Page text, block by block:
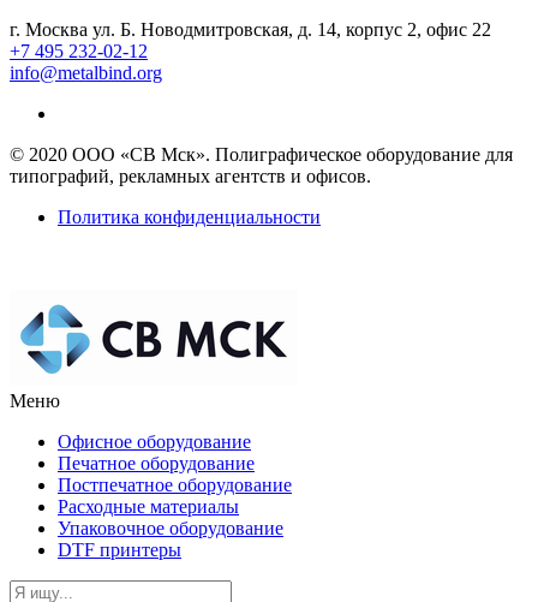
г. Москва ул. Б. Новодмитровская, д. 14, корпус 2, офис 22
+7 495 232-02-12
info@metalbind.org
© 2020 ООО «СВ Мск». Полиграфическое оборудование для
типографий, рекламных агентств и офисов.
Политика конфиденциальности
Меню
Офисное оборудование
Печатное оборудование
Постпечатное оборудование
Расходные материалы
Упаковочное оборудование
DTF принтеры